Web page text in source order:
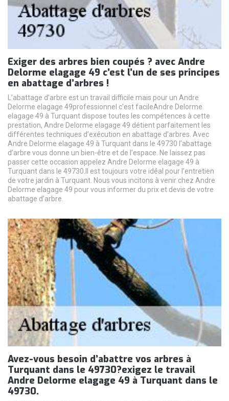
Exiger des arbres bien coupés ? avec Andre
Delorme elagage 49 c’est l’un de ses principes
en abattage d’arbres !
L’abattage d’arbre est un travail difficile mais pour un Andre
Delorme elagage 49professionnel c’est facileAndre Delorme
elagage 49 à Turquant dispose toutes les compétences à cette
prestation, Andre Delorme elagage 49 détient parfaitement les
différentes techniques d’exécution en abattage d’arbres. Avec
Andre Delorme elagage 49 à Turquant dans le 49730 l’abattage
d’arbre vous donne un bien-être et de l’espace. Ne laissez pas
passer cette occasion appelez Andre Delorme elagage 49 à
Turquant dans le 49730.Il est toujours votre idéal pour l’entretien
de votre jardin à Turquant. Nous vous incitons à venir chez Andre
Delorme elagage 49 pour vous informer du prix et devis de votre
abattage d’arbre.
Avez-vous besoin d’abattre vos arbres à
Turquant dans le 49730?exigez le travail
Andre Delorme elagage 49 à Turquant dans le
49730.